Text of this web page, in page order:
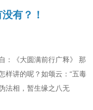
有？！
：《大圆满前行广释》 那
样讲的呢？如颂云：“五毒
法相，暂生缘之八无